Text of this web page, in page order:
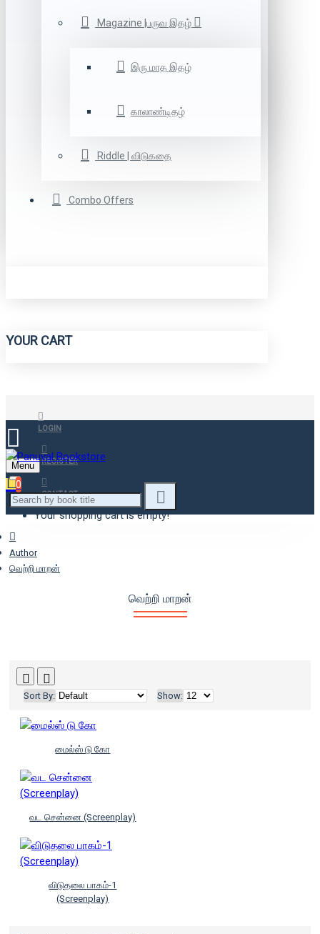
Magazine |பருவ இதழ்
இரு மாத இதழ்
காலாண்டிதழ்
Riddle | விடுகதை
Combo Offers
YOUR CART
LOGIN
REGISTER
CONTACT
Menu
0
Your shopping cart is empty!
Author
வெற்றி மாறன்
வெற்றி மாறன்
Sort By: Show:
மைல்ஸ் டு கோ
வட சென்னை (Screenplay)
விடுதலை பாகம்-1
(Screenplay)